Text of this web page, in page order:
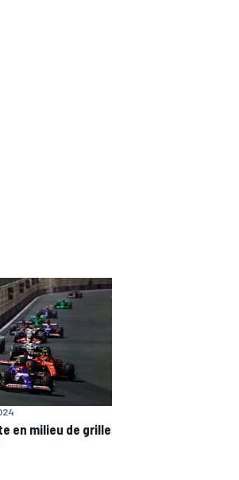
en milieu de grille